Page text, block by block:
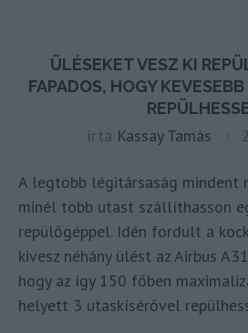
ÜLÉSEKET VESZ KI
FAPADOS, HOGY
írta Kassay Tamás
A legtöbb légitársaság mindent
minél több utast szállíthasson
repülőgéppel. Idén fordult a
kivesz néhány ülést az Airbus
hogy az így 150 főben
helyett 3 utaskísérővel